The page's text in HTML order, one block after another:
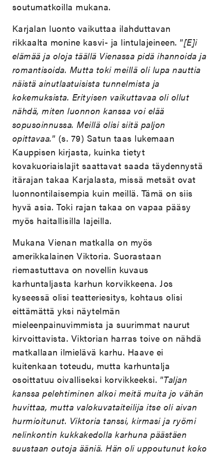
soutumatkoilla mukana.
Karjalan luonto vaikuttaa ilahduttavan
rikkaalta monine kasvi- ja lintulajeineen. ”[E]i
elämää ja oloja täällä Vienassa pidä ihannoida ja
romantisoida. Mutta toki meillä oli lupa nauttia
näistä ainutlaatuisista tunnelmista ja
kokemuksista. Erityisen vaikuttavaa oli ollut
nähdä, miten luonnon kanssa voi elää
sopusoinnussa. Meillä olisi siitä paljon
opittavaa.” (s. 79) Satun taas lukemaan
Kauppisen kirjasta, kuinka tietyt
kovakuoriaislajit saattavat saada täydennystä
itärajan takaa Karjalasta, missä metsät ovat
luonnontilaisempia kuin meillä. Tämä on siis
hyvä asia. Toki rajan takaa on vapaa pääsy
myös haitallisilla lajeilla.
Mukana Vienan matkalla on myös
amerikkalainen Viktoria. Suorastaan
riemastuttava on novellin kuvaus
karhuntaljasta karhun korvikkeena. Jos
kyseessä olisi teatteriesitys, kohtaus olisi
eittämättä yksi näytelmän
mieleenpainuvimmista ja suurimmat naurut
kirvoittavista. Viktorian harras toive on nähdä
matkallaan ilmielävä karhu. Haave ei
kuitenkaan toteudu, mutta karhuntalja
osoittatuu oivalliseksi korvikkeeksi. ”Taljan
kanssa pelehtiminen alkoi meitä muita jo vähän
huvittaa, mutta valokuvataiteilija itse oli aivan
hurmioitunut. Viktoria tanssi, kirmasi ja ryömi
nelinkontin kukkakedolla karhuna päästäen
suustaan outoja ääniä. Hän oli uppoutunut koko